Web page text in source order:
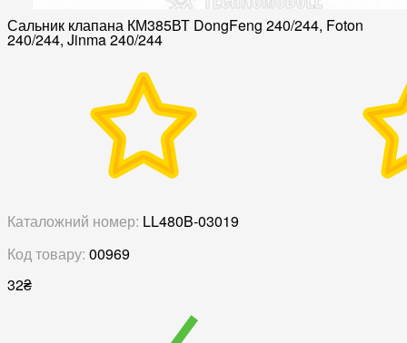
Сальник клапана КМ385ВТ DongFeng 240/244, Foton
240/244, Jinma 240/244
Каталожний номер: LL480B-03019
Код товару: 00969
32₴